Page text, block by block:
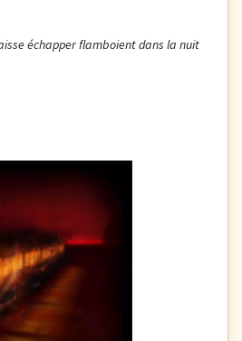
échapper flamboient dans la nuit